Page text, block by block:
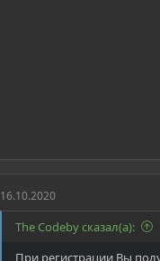
16.10.2020
The Codeby сказал(а):
При регистрации Вы